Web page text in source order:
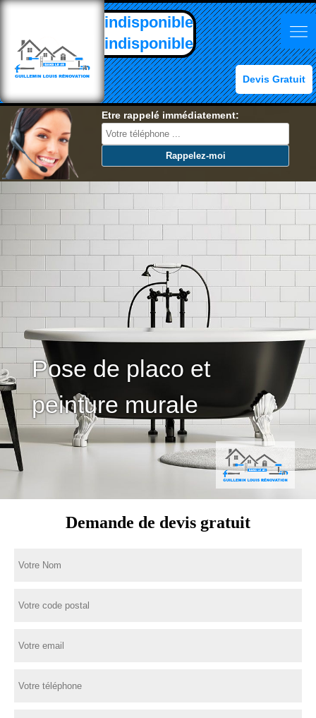
indisponible
indisponible
Devis Gratuit
Etre rappelé immédiatement:
Pose de placo et
peinture murale
Demande de devis gratuit